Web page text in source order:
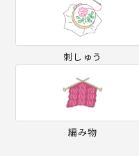
刺しゅう
編み物